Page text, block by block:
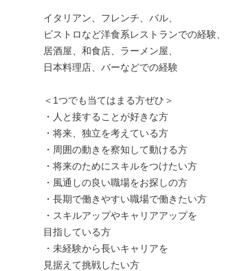
イタリアン、フレンチ、バル、
ビストロなど洋食系レストランでの経験、
居酒屋、和食店、ラーメン屋、
日本料理店、バーなどでの経験
＜1つでも当てはまる方ぜひ＞
・人と接することが好きな方
・将来、独立を考えている方
・周囲の動きを察知して動ける方
・将来のためにスキルをつけたい方
・風通しの良い職場をお探しの方
・長期で働きやすい職場で働きたい方
・スキルアップやキャリアアップを
目指している方
・未経験から長いキャリアを
見据えて挑戦したい方